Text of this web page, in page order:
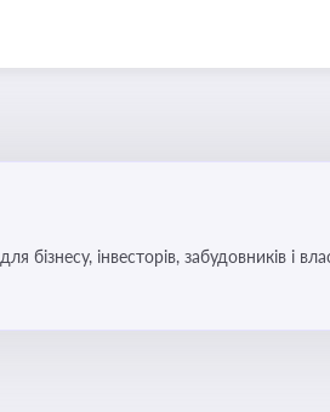
інвесторів, забудовників і